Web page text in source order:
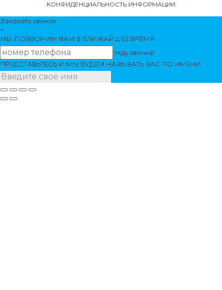
КОНФИДЕНЦИАЛЬНОСТЬ ИНФОРМАЦИИ
Заказать звонок
+
МЫ ПОЗВОНИМ ВАМ В БЛИЖАЙШЕЕ ВРЕМЯ!
Жду звонка!
ПРЕДСТАВЬТЕСЬ И МЫ БУДЕМ НАЗЫВАТЬ ВАС ПО ИМЕНИ.